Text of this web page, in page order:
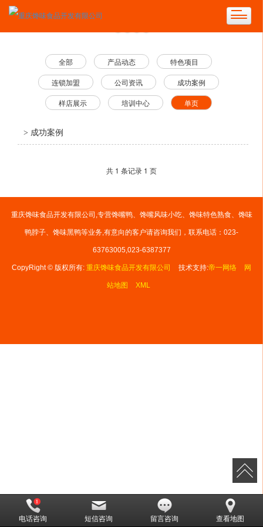
全部 产品动态 特色项目
连锁加盟 公司资讯 成功案例
样店展示 培训中心 单页
> 成功案例
共 1 条记录 1 页
重庆馋味食品开发有限公司,专营馋嘴鸭、馋嘴风味小吃、馋味特色熟食、馋味
鸭脖子、馋味黑鸭等业务,有意向的客户请咨询我们，联系电话：023-
63763005,023-6387377
CopyRight © 版权所有: 重庆馋味食品开发有限公司 技术支持:帝一网络 网
站地图 XML
电话咨询 短信咨询 留言咨询 查看地图